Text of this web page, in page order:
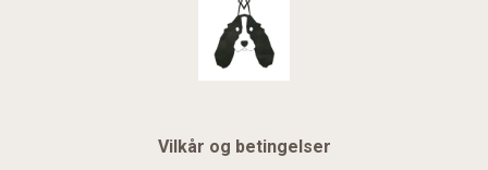
Vilkår og betingelser